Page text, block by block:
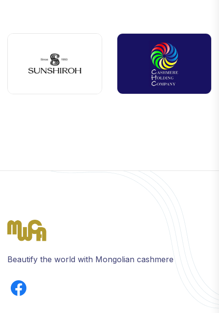
Beautify the world with Mongolian cashmere